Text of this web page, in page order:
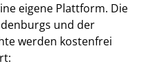
eigene Plattform. Die
und der
werden kostenfrei